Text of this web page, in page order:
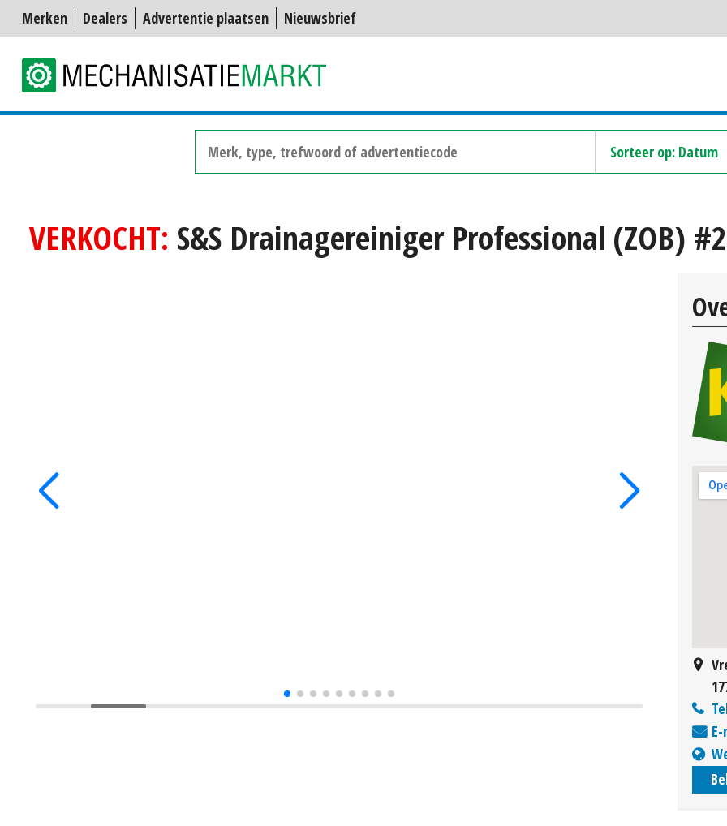
Merken Dealers Advertentie plaatsen Nieuwsbrief
VERKOCHT: S&S Drainagereiniger Professional (ZOB)